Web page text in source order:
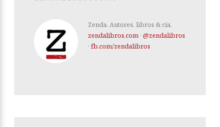
Zenda. Autores, libros & cía.
zendalibros.com · @zendalibros
· fb.com/zendalibros